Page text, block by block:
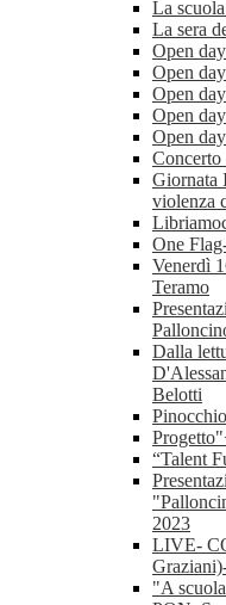
La
La sera
Open
Open
Open
Open
Open
Giornata
violenza
One
Venerdì
Teramo
Dalla
Belotti
“Talent
2023
LIVE-
"A